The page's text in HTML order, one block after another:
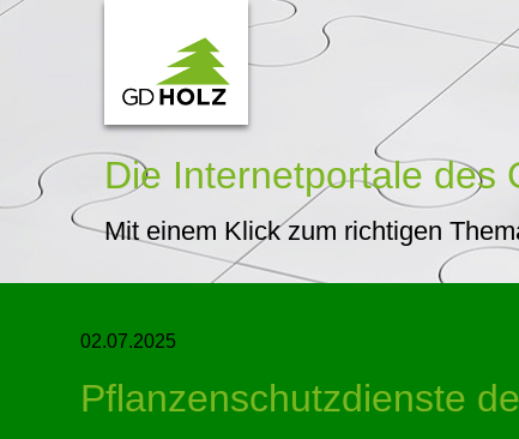
Die Internetportaledes
Mit einem Klick zum richtigen
02.07.2025
Pflanzenschutzdienste